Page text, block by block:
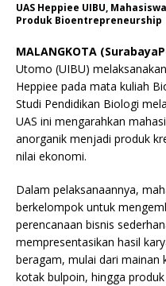
UAS Heppiee UIBU,
Produk Bioentrepreneurship
MALANGKOTA
Utomo (UIBU)
Heppiee pada mata kuliah
Studi Pendidikan Biologi
UAS ini mengarahkan
anorganik menjadi produk
nilai ekonomi.
Dalam pelaksanaannya,
berkelompok untuk
perencanaan bisnis
mempresentasikan hasil
beragam, mulai dari mainan
kotak bulpoin, hingga